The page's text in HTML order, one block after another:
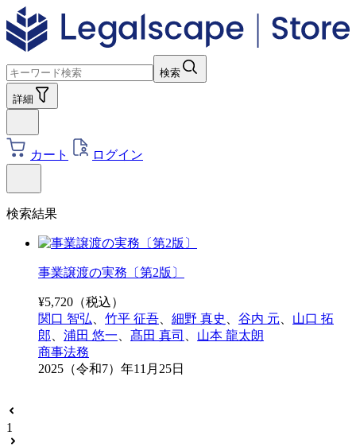
検索
詳細
カート ログイン
検索結果
事業譲渡の実務〔第2版〕
¥5,720 （税込）
関口 智弘
竹平 征吾 細野 真史 谷内 元
山口 拓
郎
浦田 悠一 髙田 真司
山本 龍太朗
商事法務
2025（令和7）年11月25日
1